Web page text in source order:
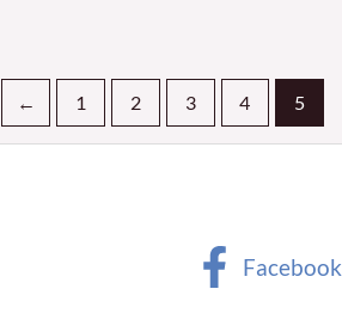
← 1 2 3 4 5
Facebook